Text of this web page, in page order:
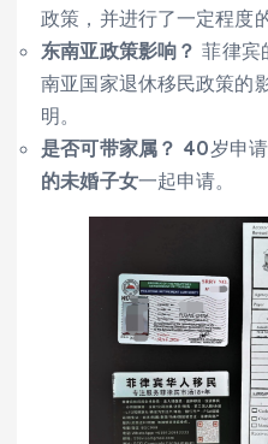
政策，并进行了一定程度
东南亚政策影响？ 菲律宾
南亚国家退休移民政策的
明。
是否可带家属？ 40岁申
的未婚子女一起申请。